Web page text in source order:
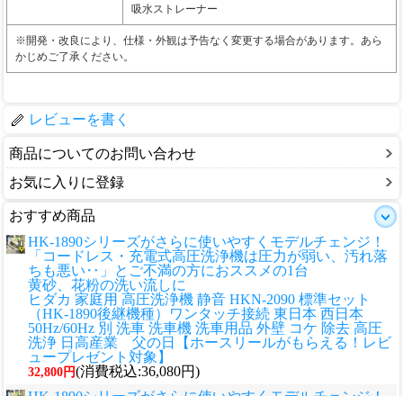
吸水ストレーナー
※開発・改良により、仕様・外観は予告なく変更する場合があります。あら
かじめご了承ください。
レビューを書く
商品についてのお問い合わせ
お気に入りに登録
おすすめ商品
HK-1890シリーズがさらに使いやすくモデルチェンジ！
「コードレス・充電式高圧洗浄機は圧力が弱い、汚れ落
ちも悪い‥」とご不満の方におススメの1台
黄砂、花粉の洗い流しに
ヒダカ 家庭用 高圧洗浄機 静音 HKN-2090 標準セット
（HK-1890後継機種）ワンタッチ接続 東日本 西日本
50Hz/60Hz 別 洗車 洗車機 洗車用品 外壁 コケ 除去 高圧
洗浄 日高産業 父の日【ホースリールがもらえる！レビ
ュープレゼント対象】
32,800円(消費税込:36,080円)